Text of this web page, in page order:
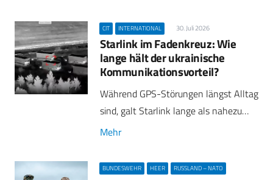
CIT INTERNATIONAL 30. Juli 2026
Starlink im Fadenkreuz: Wie
lange hält der ukrainische
Kommunikationsvorteil?
Während GPS-Störungen längst Alltag
sind, galt Starlink lange als nahezu…
Mehr
BUNDESWEHR HEER RUSSLAND – NATO